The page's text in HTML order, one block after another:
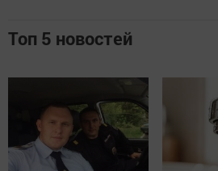
Топ 5 новостей